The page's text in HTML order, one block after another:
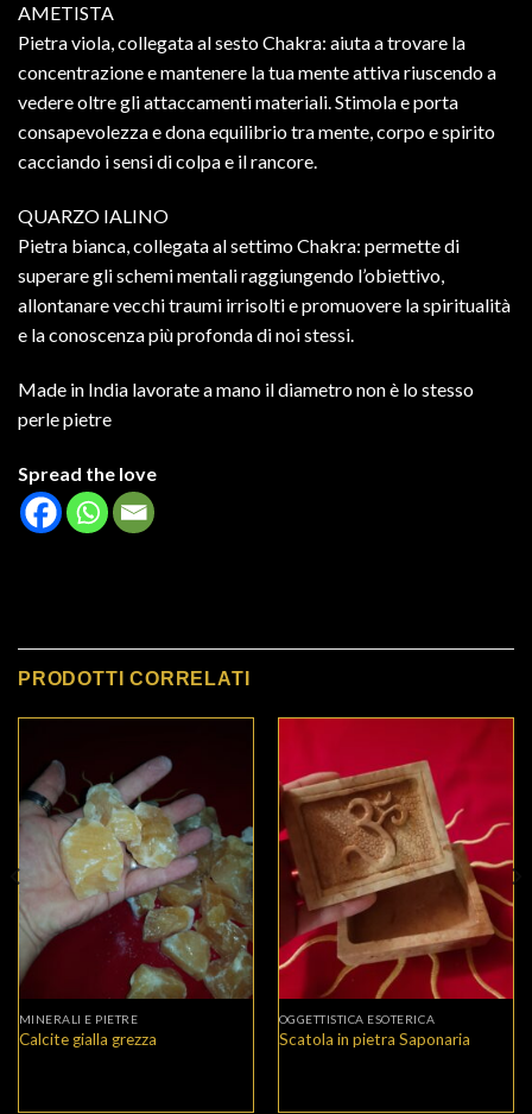
AMETISTA
Pietra viola, collegata al sesto Chakra: aiuta a trovare la
concentrazione e mantenere la tua mente attiva riuscendo a
vedere oltre gli attaccamenti materiali. Stimola e porta
consapevolezza e dona equilibrio tra mente, corpo e spirito
cacciando i sensi di colpa e il rancore.
QUARZO IALINO
Pietra bianca, collegata al settimo Chakra: permette di
superare gli schemi mentali raggiungendo l’obiettivo,
allontanare vecchi traumi irrisolti e promuovere la spiritualità
e la conoscenza più profonda di noi stessi.
Made in India lavorate a mano il diametro non è lo stesso
perle pietre
Spread the love
PRODOTTI CORRELATI
MINERALI E PIETRE
Calcite gialla grezza
OGGETTISTICA ESOTERICA
Scatola in pietra Saponaria